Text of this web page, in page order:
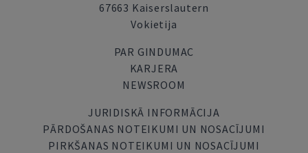
67663 Kaiserslautern
Vokietija
PAR GINDUMAC
KARJERA
NEWSROOM
JURIDISKĀ INFORMĀCIJA
PĀRDOŠANAS NOTEIKUMI UN NOSACĪJUMI
PIRKŠANAS NOTEIKUMI UN NOSACĪJUMI